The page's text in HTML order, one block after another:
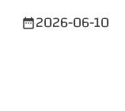
2026-06-10
date_range